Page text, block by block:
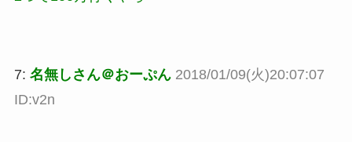
7: 名無しさん＠おーぷん 2018/01/09(火)20:07:07
ID:v2n